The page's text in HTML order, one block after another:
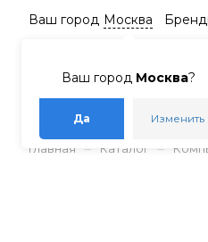
Ваш город Москва?
Да Изменить
Ваш город Москва
Главная – Каталог –